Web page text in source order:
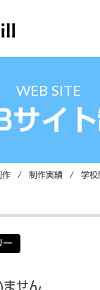
WEB SITE
イ
/ 制作実績 / 学